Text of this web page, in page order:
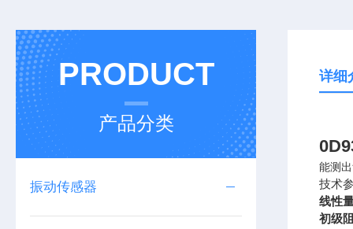
PRODUCT
产品分类
振动传感器
详细
能测
技术
线性
初级